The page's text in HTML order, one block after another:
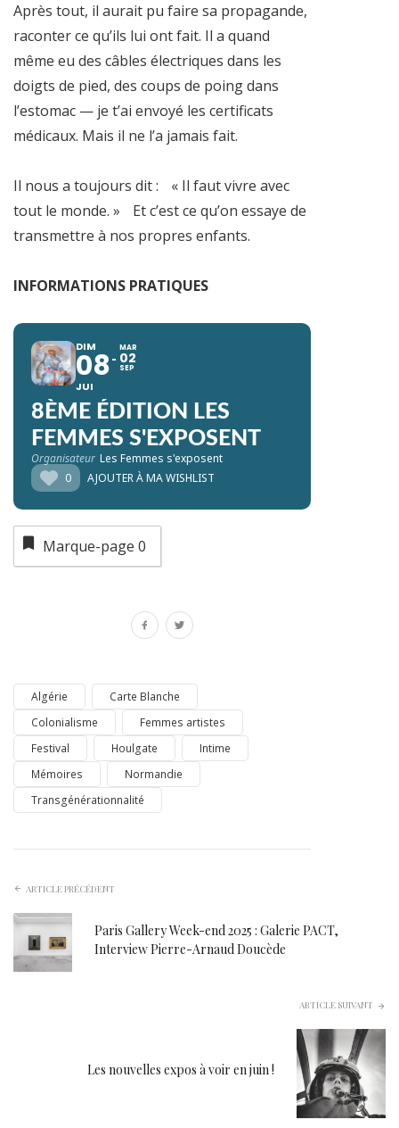
Après tout, il aurait pu faire sa propagande,
raconter ce qu’ils lui ont fait. Il a quand
même eu des câbles électriques dans les
doigts de pied, des coups de poing dans
l’estomac — je t’ai envoyé les certificats
médicaux. Mais il ne l’a jamais fait.
Il nous a toujours dit : « Il faut vivre avec
tout le monde. » Et c’est ce qu’on essaye de
transmettre à nos propres enfants.
INFORMATIONS PRATIQUES
DIM
08
JUI
MAR
02
SEP
8ÈME ÉDITION LES
FEMMES S'EXPOSENT
Organisateur Les Femmes s'exposent
0
AJOUTER À MA WISHLIST
Marque-page 0
Algérie
Carte Blanche
Colonialisme
Femmes artistes
Festival
Houlgate
Intime
Mémoires
Normandie
Transgénérationnalité
ARTICLE PRÉCÉDENT
Paris Gallery Week-end 2025 : Galerie PACT,
Interview Pierre-Arnaud Doucède
ARTICLE SUIVANT
Les nouvelles expos à voir en juin !